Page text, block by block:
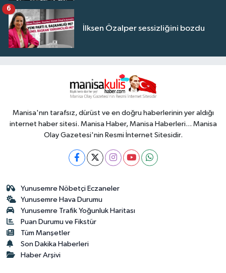
İlksen Özalper sessizliğini bozdu
6
Manisa'nın tarafsız, dürüst ve en doğru haberlerinin yer aldığı
internet haber sitesi. Manisa Haber, Manisa Haberleri... Manisa
Olay Gazetesi'nin Resmi İnternet Sitesidir.
Yunusemre Nöbetçi Eczaneler
Yunusemre Hava Durumu
Yunusemre Trafik Yoğunluk Haritası
Puan Durumu ve Fikstür
Tüm Manşetler
Son Dakika Haberleri
Haber Arşivi